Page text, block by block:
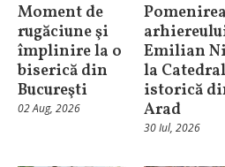
Moment de
rugăciune şi
împlinire la o
biserică din
Bucureşti
02 Aug, 2026
Pomenirea
Emilian
la
istorică
Arad
30 Iul, 2026